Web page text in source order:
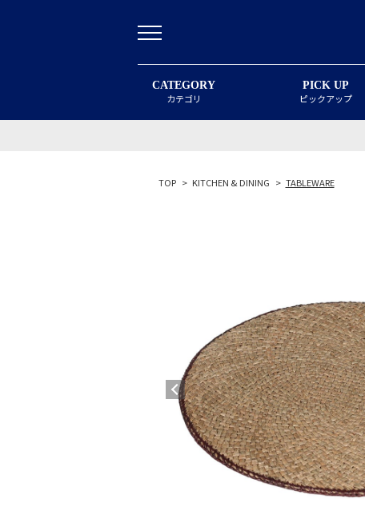
CATEGORY
カテゴリ
PICK UP
ピックアップ
TOP > KITCHEN & DINING > TABLEWARE